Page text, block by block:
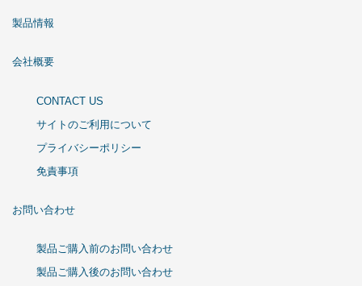
製品情報
会社概要
CONTACT US
サイトのご利用について
プライバシーポリシー
免責事項
お問い合わせ
製品ご購入前のお問い合わせ
製品ご購入後のお問い合わせ